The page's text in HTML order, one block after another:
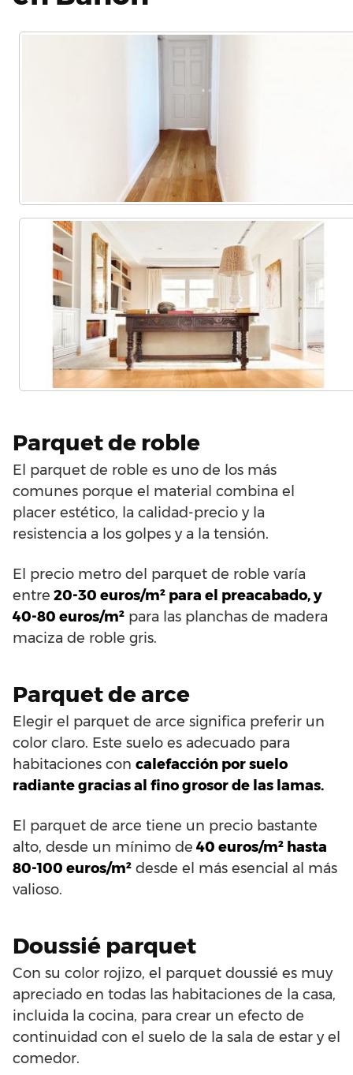
Parquet de roble
El parquet de roble es uno de los más
comunes porque el material combina el
placer estético, la calidad-precio y la
resistencia a los golpes y a la tensión.
El precio metro del parquet de roble varía
entre 20-30 euros/m² para el preacabado, y
40-80 euros/m² para las planchas de madera
maciza de roble gris.
Parquet de arce
Elegir el parquet de arce significa preferir un
color claro. Este suelo es adecuado para
habitaciones con calefacción por suelo
radiante gracias al fino grosor de las lamas.
El parquet de arce tiene un precio bastante
alto, desde un mínimo de 40 euros/m² hasta
80-100 euros/m² desde el más esencial al más
valioso.
Doussié parquet
Con su color rojizo, el parquet doussié es muy
apreciado en todas las habitaciones de la casa,
incluida la cocina, para crear un efecto de
continuidad con el suelo de la sala de estar y el
comedor.